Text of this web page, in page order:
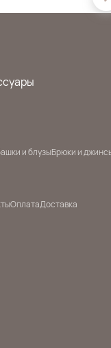
и блузыБрюки и
ОплатаДоставка